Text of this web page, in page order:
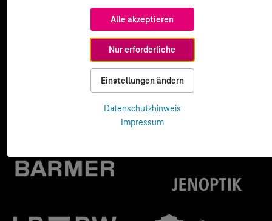
Alle akzeptieren
Nur erforderliche
Einstellungen ändern
Datenschutzhinweis
Impressum